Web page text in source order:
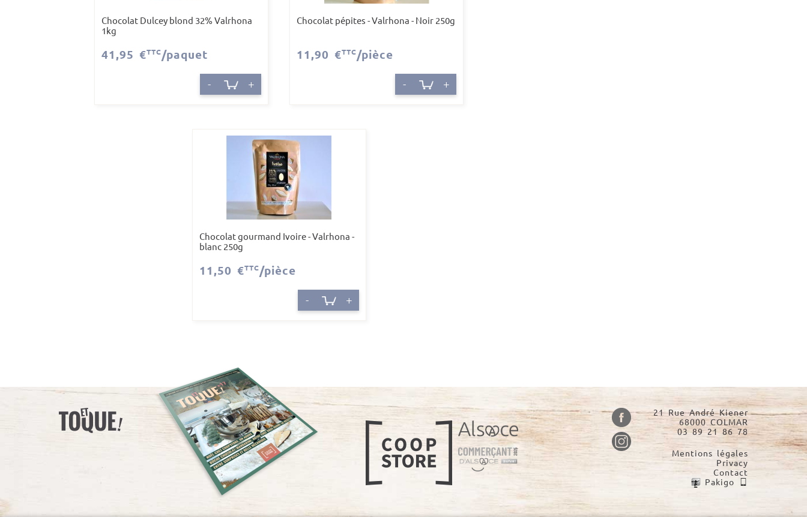
Chocolat Dulcey blond 32% Valrhona
1kg
41,95 €TTC /paquet
- +
Chocolat pépites - Valrhona - Noir 250g
11,90 €TTC /pièce
- +
Chocolat gourmand Ivoire - Valrhona -
blanc 250g
11,50 €TTC /pièce
- +
21 Rue André Kiener
68000 COLMAR
03 89 21 86 78
Mentions légales
Privacy
Contact
Pakigo